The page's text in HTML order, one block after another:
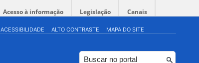
Acesso à informação Legislação Canais
ACESSIBILIDADE ALTO CONTRASTE MAPA DO SITE